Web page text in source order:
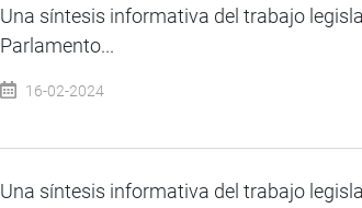
Una síntesis informativa del trabajo
Parlamento...
16-02-2024
Una síntesis informativa del trabajo